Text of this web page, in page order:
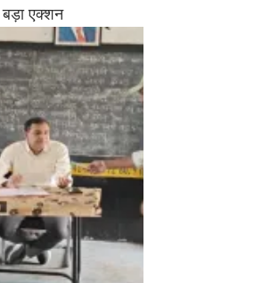
एक्शन